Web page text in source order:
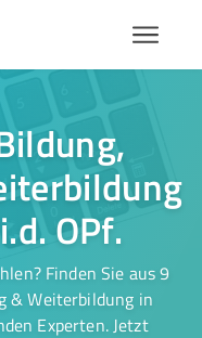
OPf.
Finden Sie aus 9
& Weiterbildung in
Experten. Jetzt